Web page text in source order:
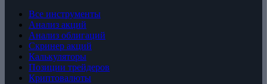
Все инструменты
Анализ акций
Анализ облигаций
Скринер акций
Калькуляторы
Позиции трейдеров
Криптовалюты